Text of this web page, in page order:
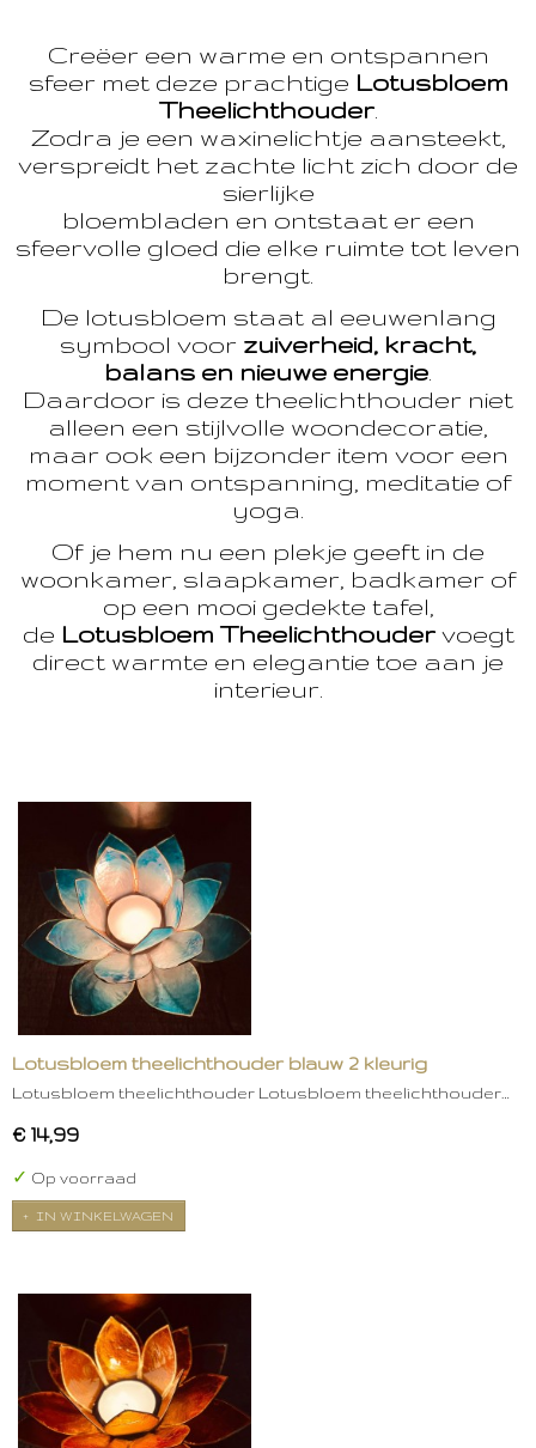
Creëer een warme en ontspannen
sfeer met deze prachtige Lotusbloem
Theelichthouder.
Zodra je een waxinelichtje aansteekt,
verspreidt het zachte licht zich door de
sierlijke
bloembladen en ontstaat er een
sfeervolle gloed die elke ruimte tot leven
brengt.
De lotusbloem staat al eeuwenlang
symbool voor zuiverheid, kracht,
balans en nieuwe energie
Daardoor is deze theelichthouder niet
alleen een stijlvolle woondecoratie,
maar ook een bijzonder item voor een
moment van ontspanning, meditatie of
yoga.
Of je hem nu een plekje geeft in de
woonkamer, slaapkamer, badkamer of
op een mooi gedekte tafel,
de Lotusbloem Theelichthoudervoegt
direct warmte en elegantie toe aan je
interieur.
Lotusbloem theelichthouder blauw 2 kleurig
Lotusbloem theelichthouder Lotusbloem theelichthouder…
€ 14,99
✓ Op voorraad
IN WINKELWAGEN